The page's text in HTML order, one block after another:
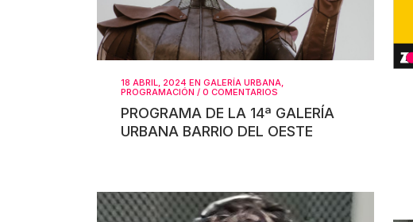
18 ABRIL, 2024 EN GALERÍA URBANA
PROGRAMACIÓN / 0 COMENTARIOS
PROGRAMA DE LA 14ª GALERÍA
URBANA BARRIO DEL OESTE